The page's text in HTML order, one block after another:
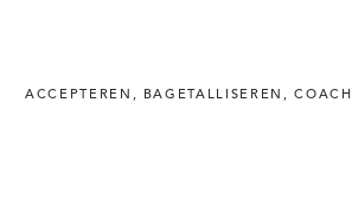
ACCEPTEREN , BAGETALLISEREN ,COACH